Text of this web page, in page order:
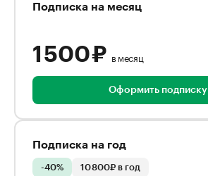
Подписка на месяц
1 500 ₽ в месяц
Оформить подписку
Подписка на год
-40% 10 800₽ в год